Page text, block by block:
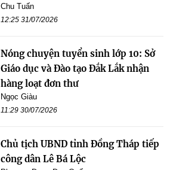
Chu Tuấn
12:25 31/07/2026
Nóng chuyện tuyển sinh lớp 10: Sở
Giáo dục và Đào tạo Đắk Lắk nhận
hàng loạt đơn thư
Ngọc Giàu
11:29 30/07/2026
Chủ tịch UBND tỉnh Đồng Tháp tiếp
công dân Lê Bá Lộc